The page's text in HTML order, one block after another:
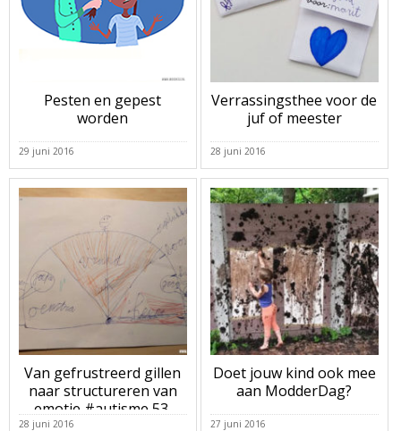
Pesten en gepest
worden
29 juni 2016
Verrassingsthee voor de
juf of meester
28 juni 2016
Van gefrustreerd gillen
naar structureren van
emotie #autisme 53
28 juni 2016
Doet jouw kind ook mee
aan ModderDag?
27 juni 2016